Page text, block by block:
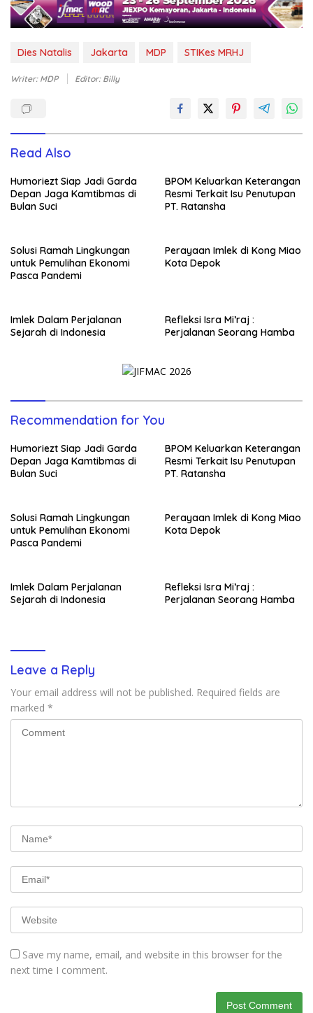
Dies Natalis Jakarta MDP STIKes MRHJ
Writer: MDP Editor: Billy
Read Also
Humoriezt Siap Jadi Garda
Depan Jaga Kamtibmas di
Bulan Suci
BPOM Keluarkan Keterangan
Resmi Terkait Isu Penutupan
PT. Ratansha
Solusi Ramah Lingkungan
untuk Pemulihan Ekonomi
Pasca Pandemi
Perayaan Imlek di Kong Miao
Kota Depok
Imlek Dalam Perjalanan
Sejarah di Indonesia
Refleksi Isra Mi’raj :
Perjalanan Seorang Hamba
Recommendation for You
Humoriezt Siap Jadi Garda
Depan Jaga Kamtibmas di
Bulan Suci
BPOM Keluarkan Keterangan
Resmi Terkait Isu Penutupan
PT. Ratansha
Solusi Ramah Lingkungan
untuk Pemulihan Ekonomi
Pasca Pandemi
Perayaan Imlek di Kong Miao
Kota Depok
Imlek Dalam Perjalanan
Sejarah di Indonesia
Refleksi Isra Mi’raj :
Perjalanan Seorang Hamba
Leave a Reply
Your email address will not be published. Required fields are
marked *
Save my name, email, and website in this browser for the
next time I comment.